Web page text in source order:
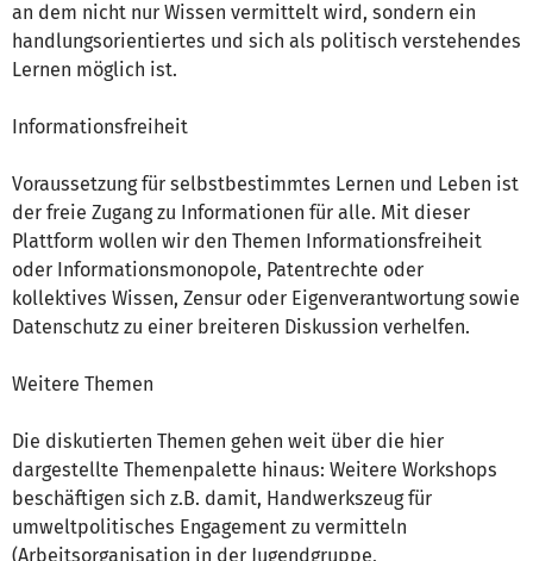
an dem nicht nur Wissen vermittelt wird, sondern ein
handlungsorientiertes und sich als politisch verstehendes
Lernen möglich ist.
Informationsfreiheit
Voraussetzung für selbstbestimmtes Lernen und Leben ist
der freie Zugang zu Informationen für alle. Mit dieser
Plattform wollen wir den Themen Informationsfreiheit
oder Informationsmonopole, Patentrechte oder
kollektives Wissen, Zensur oder Eigenverantwortung sowie
Datenschutz zu einer breiteren Diskussion verhelfen.
Weitere Themen
Die diskutierten Themen gehen weit über die hier
dargestellte Themenpalette hinaus: Weitere Workshops
beschäftigen sich z.B. damit, Handwerkszeug für
umweltpolitisches Engagement zu vermitteln
(Arbeitsorganisation in der Jugendgruppe,